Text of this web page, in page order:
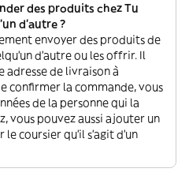
des produits chez Tu
d'autre ?
envoyer des produits de
d'autre ou les offrir. Il
adresse de livraison à
confirmer la commande, vous
de la personne qui la
vous pouvez aussi ajouter un
coursier qu'il s'agit d'un